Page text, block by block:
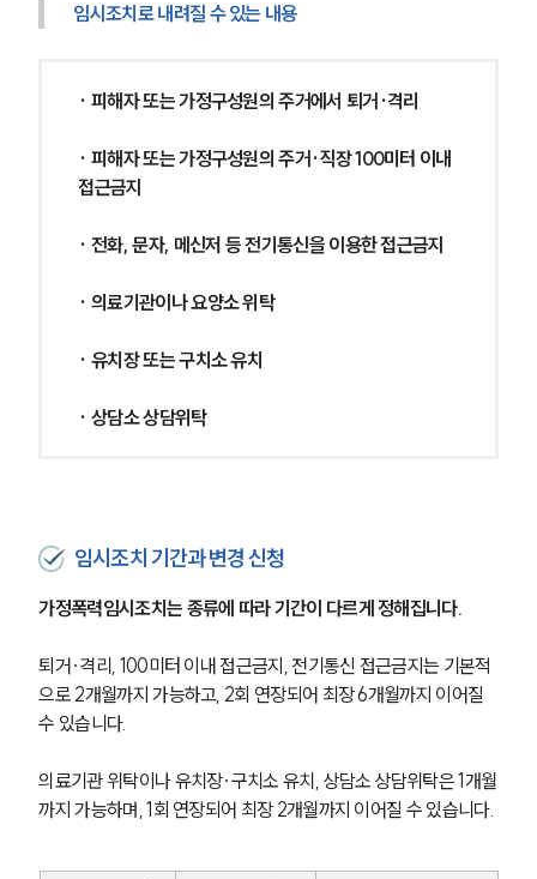
임시조치로 내려질 수 있는 내용
· 피해자 또는 가정구성원의 주거에서 퇴거·격리
· 피해자 또는 가정구성원의 주거·직장 100미터 이내
접근금지
· 전화, 문자, 메신저 등 전기통신을 이용한 접근금지
· 의료기관이나 요양소 위탁
· 유치장 또는 구치소 유치
· 상담소 상담위탁
임시조치 기간과 변경 신청
가정폭력임시조치는 종류에 따라 기간이 다르게 정해집니다.
퇴거·격리, 100미터 이내 접근금지, 전기통신 접근금지는 기본적
으로 2개월까지 가능하고, 2회 연장되어 최장 6개월까지 이어질
수 있습니다.
의료기관 위탁이나 유치장·구치소 유치, 상담소 상담위탁은 1개월
까지 가능하며, 1회 연장되어 최장 2개월까지 이어질 수 있습니다.